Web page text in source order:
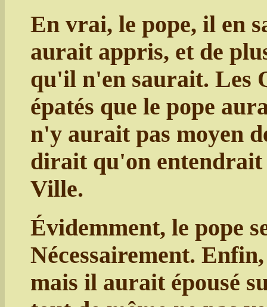
En vrai, le pope, il en
aurait appris, et de
qu'il n'en saurait. Les
épatés que le pope
n'y aurait pas moyen
dirait qu'on entendrait
Ville.
Évidemment, le pope
Nécessairement.
mais il aurait épousé